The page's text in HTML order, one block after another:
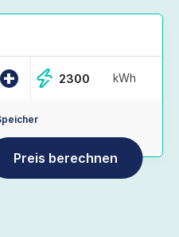
+ kWh